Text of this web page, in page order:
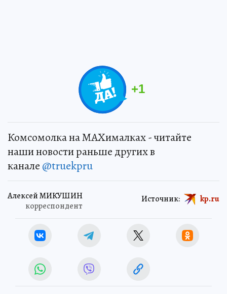
+1
Комсомолка на MAXималках - читайте
наши новости раньше других в
канале @truekpru
Алексей МИКУШИН
корреспондент
Источник: kp.ru